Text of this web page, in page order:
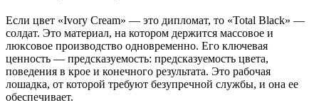
Если цвет «Ivory Cream» — это дипломат, то «Total Black» —
солдат. Это материал, на котором держится массовое и
люксовое производство одновременно. Его ключевая
ценность — предсказуемость: предсказуемость цвета,
поведения в крое и конечного результата. Это рабочая
лошадка, от которой требуют безупречной службы, и она ее
обеспечивает.